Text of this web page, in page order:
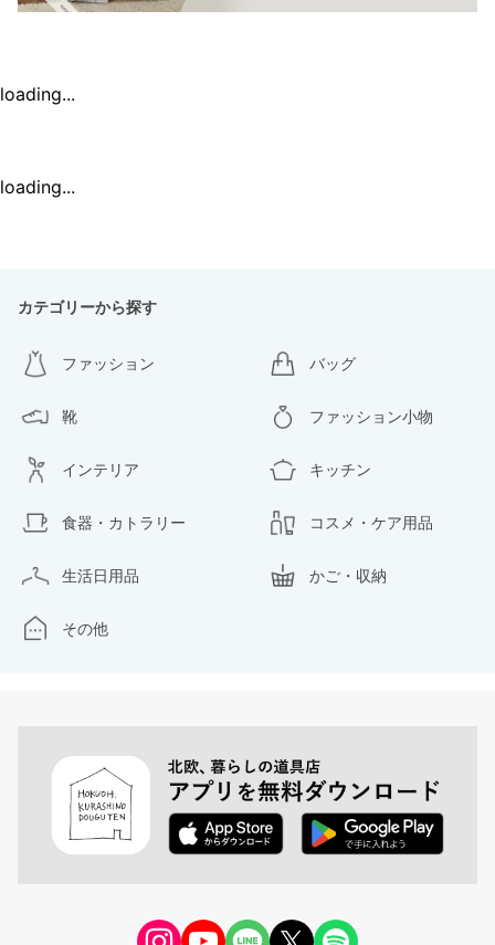
loading...
loading...
カテゴリーから探す
ファッション バッグ
靴 ファッション小物
インテリア キッチン
食器・カトラリー コスメ・ケア用品
生活日用品 かご・収納
その他